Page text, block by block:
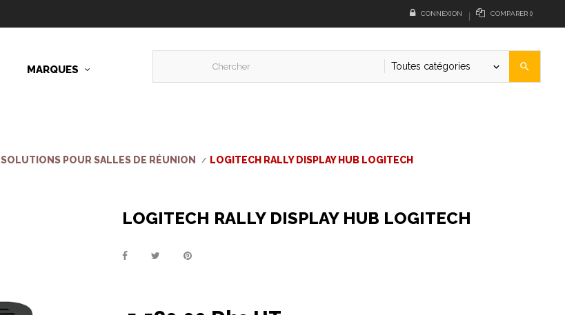
CONNEXION COMPARER ()
MARQUES Toutes catégories keyboard_arrow_down search
SOLUTIONS POUR SALLES DE RÉUNION LOGITECH RALLY DISPLAY HUB LOGITECH
LOGITECH RALLY DISPLAY HUB LOGITECH